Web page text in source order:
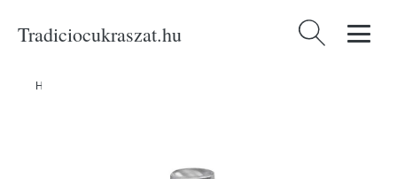
Tradiciocukraszat.hu Keresés:
Home